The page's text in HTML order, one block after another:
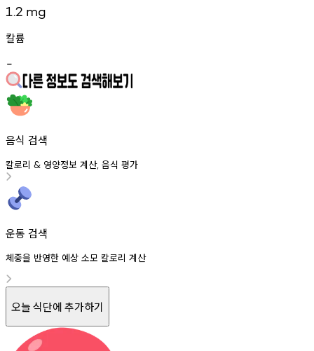
1.2 mg
칼륨
-
음식 검색
칼로리 & 영양정보 계산, 음식 평가
운동 검색
체중을 반영한 예상 소모 칼로리 계산
오늘 식단에 추가하기